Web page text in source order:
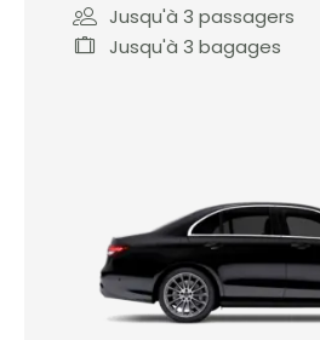
Jusqu'à 3 passagers
Jusqu'à 3 bagages